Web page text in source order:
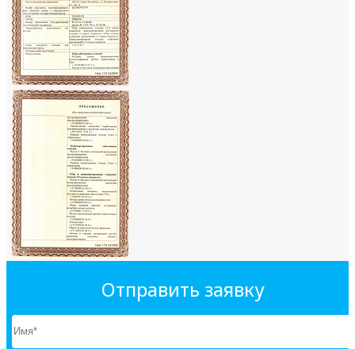
Отправить заявку